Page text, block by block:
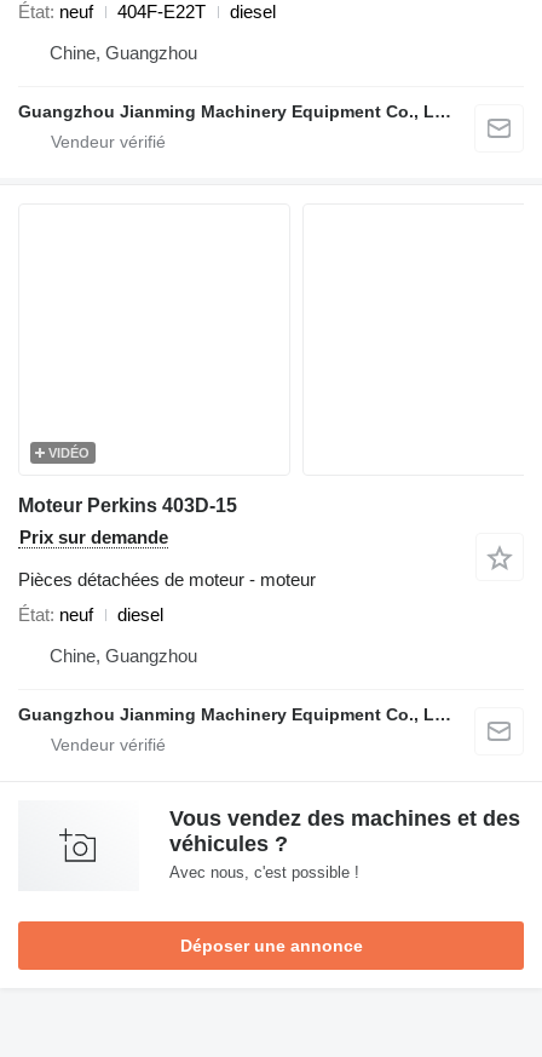
État neuf 404F‑E22T
diesel
Chine, Guangzhou
Guangzhou Jianming Machinery Equipment Co., Ltd.
VIDÉO
Moteur Perkins 403D‑15
Prix sur demande
Pièces détachées de moteur - moteur
État neuf
diesel
Chine, Guangzhou
Guangzhou Jianming Machinery Equipment Co., Ltd.
Vous vendez des machines et des
véhicules ?
Avec nous, c'est possible !
Déposer une annonce